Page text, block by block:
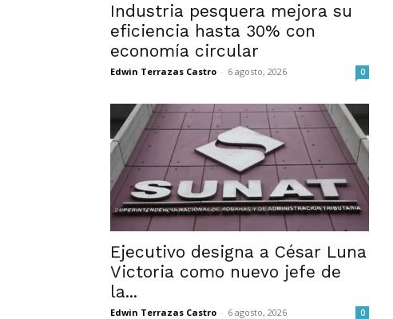
Industria pesquera mejora su
eficiencia hasta 30% con
economía circular
Edwin Terrazas Castro - 6 agosto, 2026 0
Ejecutivo designa a César Luna
Victoria como nuevo jefe de
la...
Edwin Terrazas Castro - 6 agosto, 2026 0